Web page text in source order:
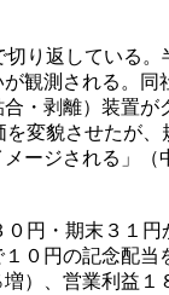
り返している
観測される。
・剥離）装置
変貌させたが
ージされる」（
円・期末３１
円の記念配
）、営業利益